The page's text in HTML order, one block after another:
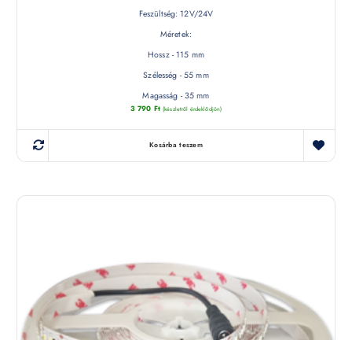
Feszültség: 12V/24V
Méretek:
Hossz - 115 mm
Szélesség - 55 mm
Magasság - 35 mm
3 790 Ft (készletről érdeklődjön)
Kosárba teszem